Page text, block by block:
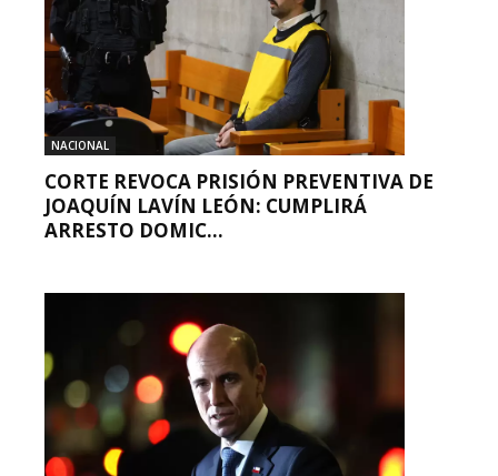
NACIONAL
CORTE REVOCA PRISIÓN PREVENTIVA DE
JOAQUÍN LAVÍN LEÓN: CUMPLIRÁ
ARRESTO DOMIC...